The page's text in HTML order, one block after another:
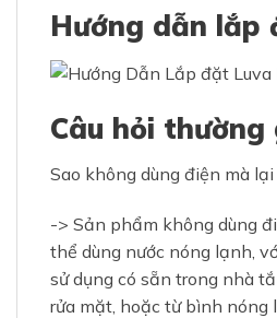
Hướng dẫn lắp
Câu hỏi thường
Sao không dùng điện mà
-> Sản phẩm không dùng
thể dùng nước nóng lạnh,
sử dụng có sẵn trong nhà
rửa mặt, hoặc từ bình nóng